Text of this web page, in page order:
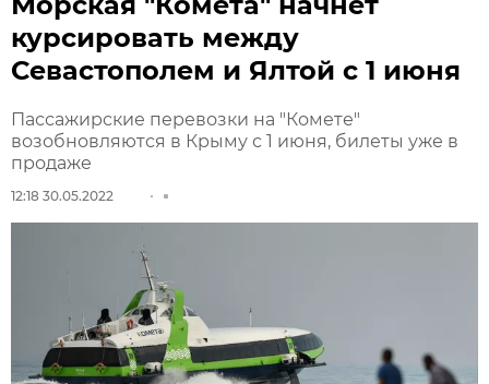
курсировать между
Севастополем и Ялтой с 1 июня
Пассажирские перевозки на "Комете"
возобновляются в Крыму с 1 июня, билеты уже в
продаже
12:18 30.05.2022